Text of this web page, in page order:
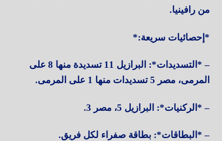
من رافينيا.
*إحصائيات سريعة:*
– *التسديدات*: البرازيل 11 تسديدة منها 8 على
المرمى، مصر 5 تسديدات منها 1 على المرمى.
– *الركنيات*: البرازيل 5، مصر 3.
– *البطاقات*: بطاقة صفراء لكل فريق.